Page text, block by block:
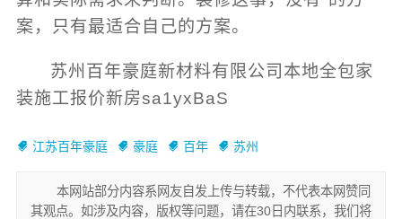
案，只有最适合自己的方案。
苏州百年豪庭新材料有限公司本地全包家
装施工报价新房sa1yxBaS
江苏百年豪庭 豪庭 百年 苏州
本网站部分内容系网友自发上传与转载，不代表本网赞同
其观点。如涉及内容，版权等问题，请在30日内联系，我们将